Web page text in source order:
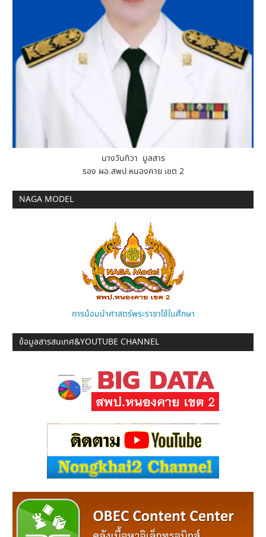
นางวันทิวา มูลสาร
รอง ผอ.สพป.หนองคาย เขต 2
NAGA MODEL
การน้อมนำศาสตร์พระราชาใช้ในศึกษา
ข้อมูลสารสนเทศ&YOUTUBE CHANNEL